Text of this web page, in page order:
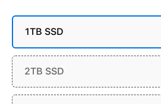
1TB SSD
2TB SSD